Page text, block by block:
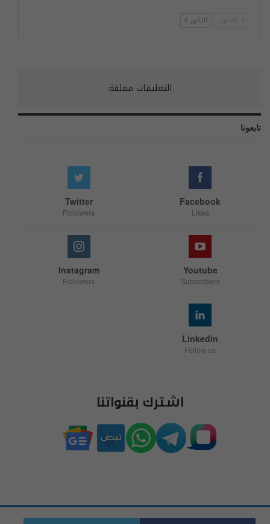
التالي
التعليقات مغلقة.
تابعونا
Facebook
Likes
Twitter
Followers
Youtube
Subscribers
Instagram
Followers
Linkedin
Follow us
اشترك بقنواتنا